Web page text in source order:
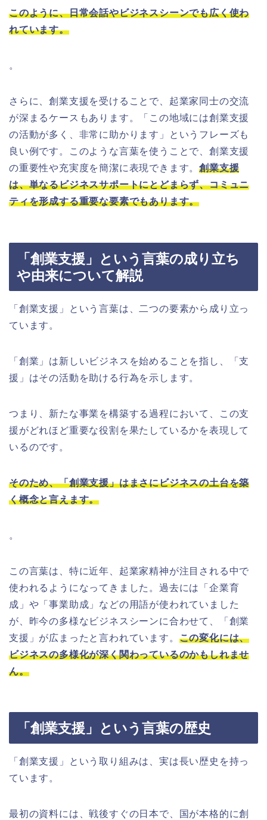
このように、日常会話やビジネスシーンでも広く使わ
れています。
。
さらに、創業支援を受けることで、起業家同士の交流
が深まるケースもあります。「この地域には創業支援
の活動が多く、非常に助かります」というフレーズも
良い例です。このような言葉を使うことで、創業支援
の重要性や充実度を簡潔に表現できます。創業支援
は、単なるビジネスサポートにとどまらず、コミュニ
ティを形成する重要な要素でもあります。
「創業支援」という言葉の成り立ち
や由来について解説
「創業支援」という言葉は、二つの要素から成り立っ
ています。
「創業」は新しいビジネスを始めることを指し、「支
援」はその活動を助ける行為を示します。
つまり、新たな事業を構築する過程において、この支
援がどれほど重要な役割を果たしているかを表現して
いるのです。
そのため、「創業支援」はまさにビジネスの土台を築
く概念と言えます。
。
この言葉は、特に近年、起業家精神が注目される中で
使われるようになってきました。過去には「企業育
成」や「事業助成」などの用語が使われていました
が、昨今の多様なビジネスシーンに合わせて、「創業
支援」が広まったと言われています。 この変化には、
ビジネスの多様化が深く関わっているのかもしれませ
ん。
「創業支援」という言葉の歴史
「創業支援」という取り組みは、実は長い歴史を持っ
ています。
最初の資料には、戦後すぐの日本で、国が本格的に創